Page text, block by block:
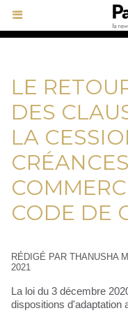
LE
DES
LA
CRÉANCES
CODE DE
RÉDIGÉ PAR THANUSHA
2021
La loi du 3 décembre
dispositions d'adaptation